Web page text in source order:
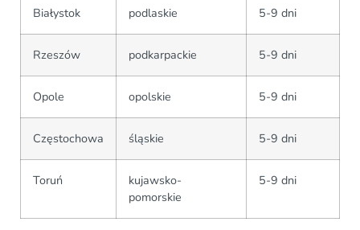
Białystok podlaskie 5-9 dni
Rzeszów podkarpackie 5-9 dni
Opole opolskie 5-9 dni
Częstochowa śląskie 5-9 dni
Toruń
kujawsko-
pomorskie
5-9 dni